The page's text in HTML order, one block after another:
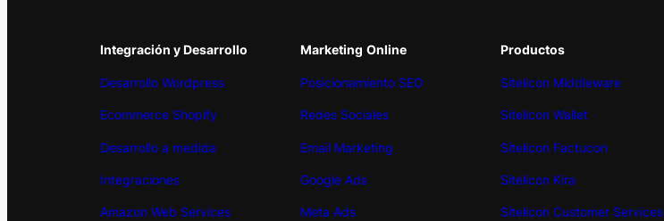
Integración y Desarrollo
Desarrollo Wordpress
Ecommerce Shopify
Desarrollo a medida
Integraciones
Amazon Web Services
Marketing Online
Posicionamiento SEO
Redes Sociales
Email Marketing
Google Ads
Meta Ads
Productos
Sitelicon Middleware
Sitelicon Wallet
Sitelicon Factucon
Sitelicon Kira
Sitelicon Customer Services